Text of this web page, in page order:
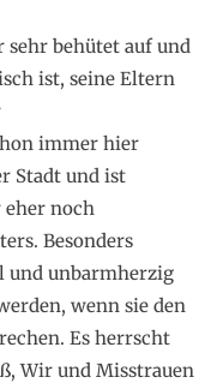
behütet auf und
ist, seine Eltern
immer hier
Stadt und ist
noch
Besonders
und unbarmherzig
wenn sie den
Es herrscht
Wir und Misstrauen